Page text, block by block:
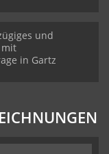
und
mit
in Gartz